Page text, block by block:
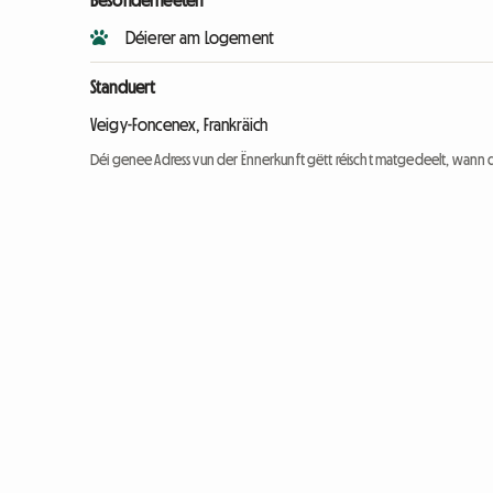
Déierer am Logement
Standuert
Veigy-Foncenex, Frankräich
Déi genee Adress vun der Ënnerkunft gëtt réischt matgedeelt, wann